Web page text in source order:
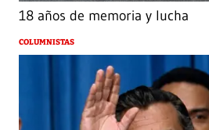
18 años de memoria y lucha
COLUMNISTAS